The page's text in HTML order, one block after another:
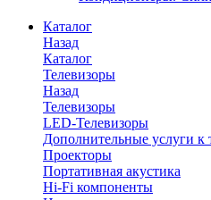
Каталог
Назад
Каталог
Телевизоры
Назад
Телевизоры
LED-Телевизоры
Дополнительные услуги к
Проекторы
Портативная акустика
Hi-Fi компоненты